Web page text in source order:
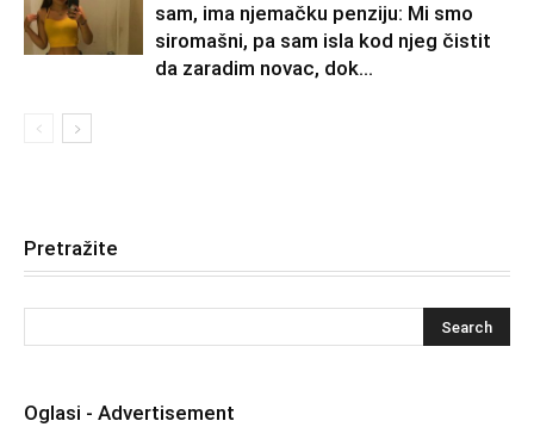
sam, ima njemačku penziju: Mi smo
siromašni, pa sam isla kod njeg čistit
da zaradim novac, dok...
Pretražite
Oglasi - Advertisement